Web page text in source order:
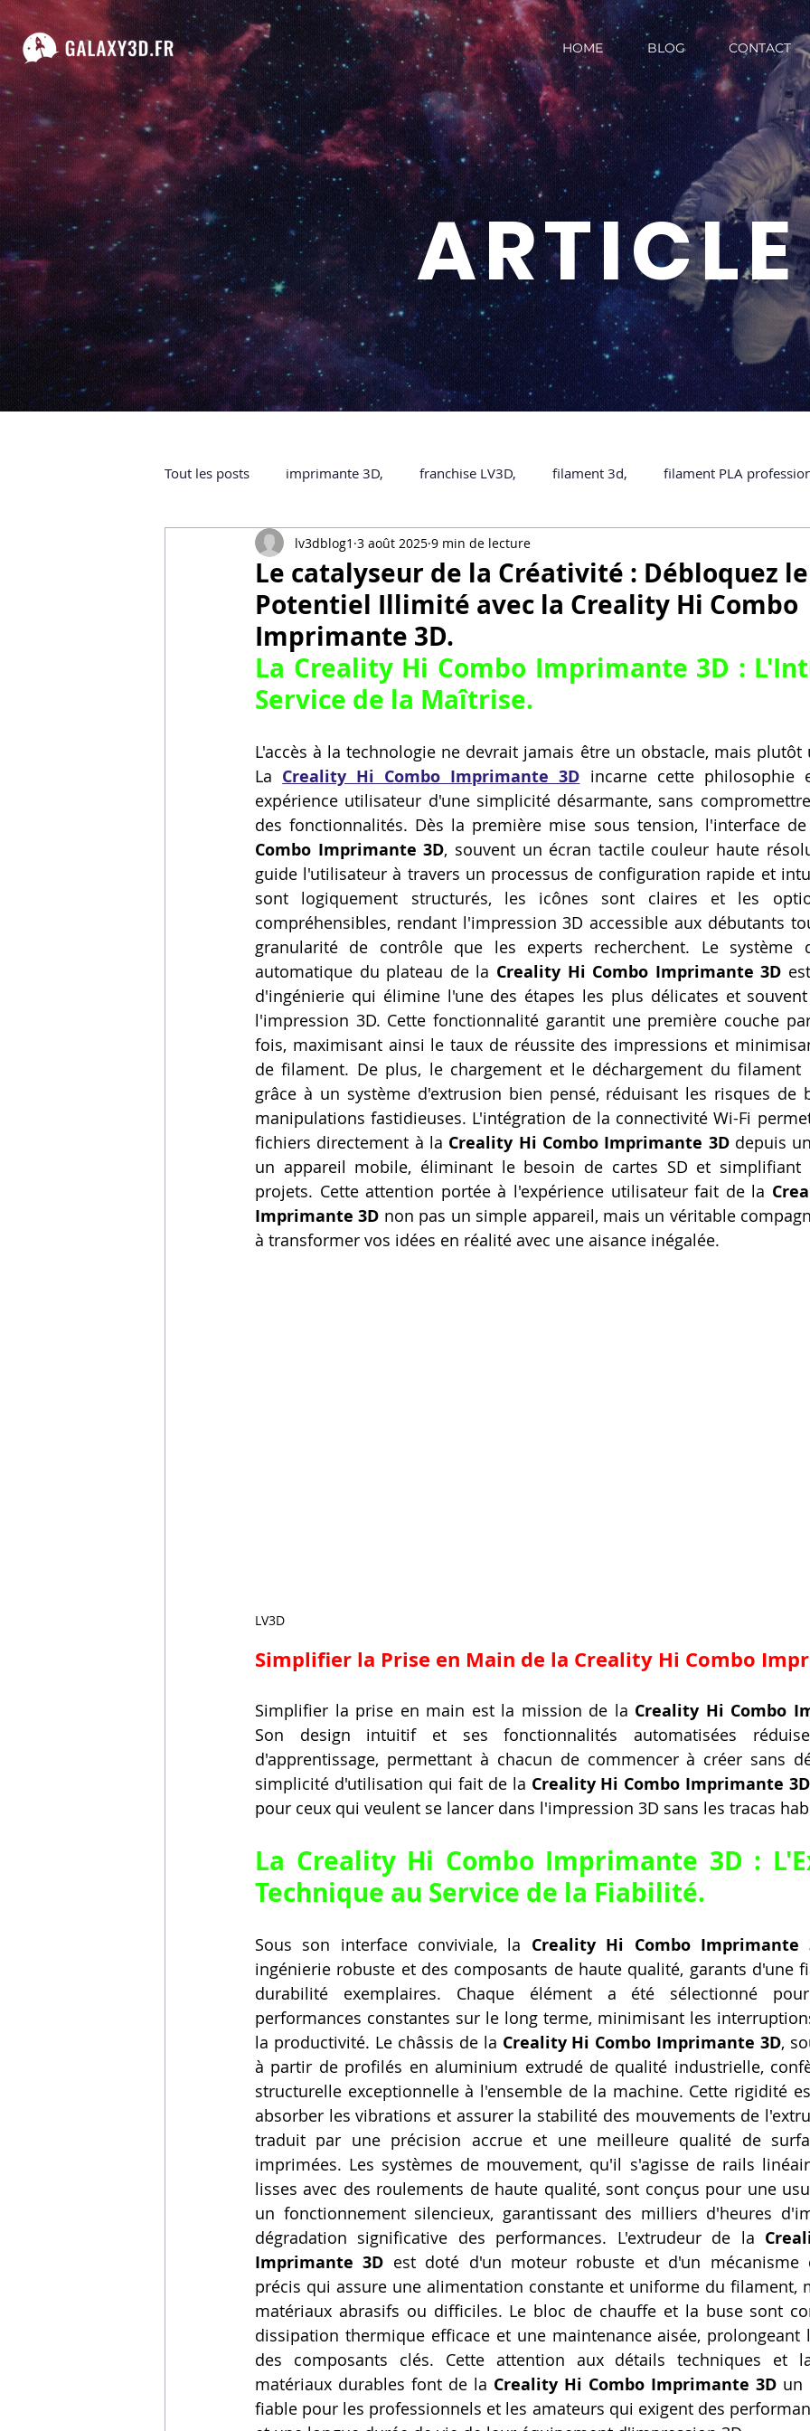
HOME BLOG CONTACT
ARTICLE
Tout les posts imprimante 3D, franchise LV3D, filament 3d, filament PLA
impression 3D à la demande Accessoires imprimante 3D professionelle
ARTILLERY 3D Formation impression 3D SCANNER 3D impression 3D
certifiée QUALIOPI Refaire une piece en 3D Formation 3D en ligne.
Creality Hi combo Artillery M1 Pro Filament PLA Service administratif en ligne
Vidéos sur l'impression 3D, Artillery M1 pro Creality HI combo Filament PETG
Formation impresssion 3D formation CPF
Le catalyseur de la Créativité : Débloquez le
Potentiel Illimité avec la Creality Hi Combo
Imprimante 3D.
lv3dblog1 3 août 2025 9 min de lecture
La Creality Hi Combo Imprimante 3D :
Service de la Maîtrise.
L'accès à la technologie ne devrait jamais être un obstacle, mais plutôt
La Creality Hi Combo Imprimante 3D incarne cette philosophie
expérience utilisateur d'une simplicité désarmante, sans
des fonctionnalités. Dès la première mise sous tension, l'interface
Combo Imprimante 3D, souvent un écran tactile couleur haute
guide l'utilisateur à travers un processus de configuration rapide et
sont logiquement structurés, les icônes sont claires et les
compréhensibles, rendant l'impression 3D accessible aux débutants
granularité de contrôle que les experts recherchent. Le système
automatique du plateau de la Creality Hi Combo Imprimante 3D
d'ingénierie qui élimine l'une des étapes les plus délicates et
l'impression 3D. Cette fonctionnalité garantit une première couche
fois, maximisant ainsi le taux de réussite des impressions et
de filament. De plus, le chargement et le déchargement du filament
grâce à un système d'extrusion bien pensé, réduisant les risques de
manipulations fastidieuses. L'intégration de la connectivité Wi-Fi
fichiers directement à la Creality Hi Combo Imprimante 3D depuis
un appareil mobile, éliminant le besoin de cartes SD et simplifiant
projets. Cette attention portée à l'expérience utilisateur fait de la
Imprimante 3D non pas un simple appareil, mais un véritable
à transformer vos idées en réalité avec une aisance inégalée.
LV3D
Simplifier la Prise en Main de la Creality Hi Combo
Simplifier la prise en main est la mission de la Creality Hi Combo
Son design intuitif et ses fonctionnalités automatisées
d'apprentissage, permettant à chacun de commencer à créer sans
simplicité d'utilisation qui fait de la Creality Hi Combo Imprimante 3D
pour ceux qui veulent se lancer dans l'impression 3D sans les tracas
La Creality Hi Combo Imprimante 3D :
Technique au Service de la Fiabilité.
Sous son interface conviviale, la Creality Hi Combo Imprimante
ingénierie robuste et des composants de haute qualité, garants d'une
durabilité exemplaires. Chaque élément a été sélectionné
performances constantes sur le long terme, minimisant les
la productivité. Le châssis de la Creality Hi Combo Imprimante 3D,
à partir de profilés en aluminium extrudé de qualité industrielle,
structurelle exceptionnelle à l'ensemble de la machine. Cette rigidité
absorber les vibrations et assurer la stabilité des mouvements de
traduit par une précision accrue et une meilleure qualité de
imprimées. Les systèmes de mouvement, qu'il s'agisse de rails
lisses avec des roulements de haute qualité, sont conçus pour une
un fonctionnement silencieux, garantissant des milliers d'heures
dégradation significative des performances. L'extrudeur de la
Imprimante 3D est doté d'un moteur robuste et d'un mécanisme
précis qui assure une alimentation constante et uniforme du filament,
matériaux abrasifs ou difficiles. Le bloc de chauffe et la buse sont
dissipation thermique efficace et une maintenance aisée, prolongeant
des composants clés. Cette attention aux détails techniques et
matériaux durables font de la Creality Hi Combo Imprimante 3D un
fiable pour les professionnels et les amateurs qui exigent des